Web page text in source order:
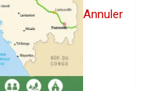
Annuler